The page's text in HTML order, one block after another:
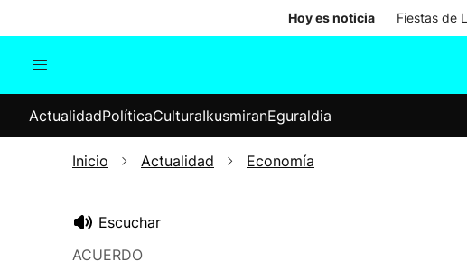
Hoy es noticia Fiestas de
Internacional
Elecciones
ActualidadPolíticaCulturaIkusmiranEguraldia
Inicio Actualidad Economía
Escuchar
ACUERDO